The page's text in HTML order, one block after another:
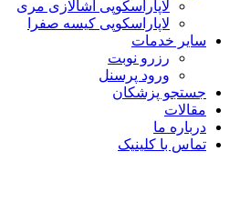
لاپاراسکوپی آشالازی مری
لاپاراسکوپی کیسه صفرا
سایر خدمات
رزرو نوبت
ورود پرسنل
جستجو پزشکان
مقالات
درباره ما
تماس با کلینیک